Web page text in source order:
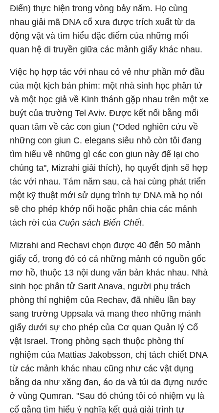
Điển) thực hiện trong vòng bảy năm. Họ cùng
nhau giải mã DNA cổ xưa được trích xuất từ da
động vật và tìm hiểu đặc điểm của những mối
quan hệ di truyền giữa các mảnh giấy khác nhau.
Việc họ hợp tác với nhau có vẻ như phần mở đầu
của một kịch bản phim: một nhà sinh học phân tử
và một học giả về Kinh thánh gặp nhau trên một xe
buýt của trường Tel Aviv. Được kết nối bằng mối
quan tâm về các con giun ("Oded nghiên cứu về
những con giun C. elegans siêu nhỏ còn tôi đang
tìm hiểu về những gì các con giun này để lại cho
chúng ta", Mizrahi giải thích), họ quyết định sẽ hợp
tác với nhau. Tám năm sau, cả hai cùng phát triển
một kỹ thuật mới sử dụng trình tự DNA mà họ nói
sẽ cho phép khớp nối hoặc phân chia các mảnh
tách rời của Cuộn sách Biển Chết.
Mizrahi and Rechavi chọn được 40 đến 50 mảnh
giấy cổ, trong đó có cả những mảnh có nguồn gốc
mơ hồ, thuộc 13 nội dung văn bản khác nhau. Nhà
sinh học phân tử Sarit Anava, người phụ trách
phòng thí nghiệm của Rechav, đã nhiều lần bay
sang trường Uppsala và mang theo những mảnh
giấy dưới sự cho phép của Cơ quan Quản lý Cổ
vật Israel. Trong phòng sạch thuộc phòng thí
nghiệm của Mattias Jakobsson, chị tách chiết DNA
từ các mảnh khác nhau cũng như các vật dụng
bằng da như xăng đan, áo da và túi da đựng nước
ở vùng Qumran. "Sau đó chúng tôi có nhiệm vụ là
cố gắng tìm hiểu ý nghĩa kết quả giải trình tự